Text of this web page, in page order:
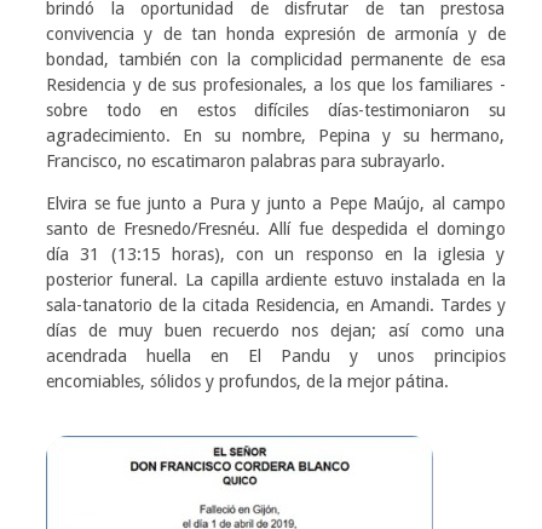
brindó la oportunidad de disfrutar de tan prestosa
convivencia y de tan honda expresión de armonía y de
bondad, también con la complicidad permanente de esa
Residencia y de sus profesionales, a los que los familiares -
sobre todo en estos difíciles días-testimoniaron su
agradecimiento. En su nombre, Pepina y su hermano,
Francisco, no escatimaron palabras para subrayarlo.
Elvira se fue junto a Pura y junto a Pepe Maújo, al campo
santo de Fresnedo/Fresnéu. Allí fue despedida el domingo
día 31 (13:15 horas), con un responso en la iglesia y
posterior funeral. La capilla ardiente estuvo instalada en la
sala-tanatorio de la citada Residencia, en Amandi. Tardes y
días de muy buen recuerdo nos dejan; así como una
acendrada huella en El Pandu y unos principios
encomiables, sólidos y profundos, de la mejor pátina.